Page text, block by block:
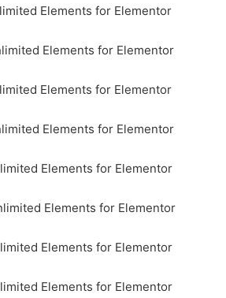
Elements for Elementor
Elements for Elementor
Elements for Elementor
Elements for Elementor
Elements for Elementor
Elements for Elementor
Elements for Elementor
Elements for Elementor